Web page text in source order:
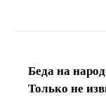
Беда на
Только не